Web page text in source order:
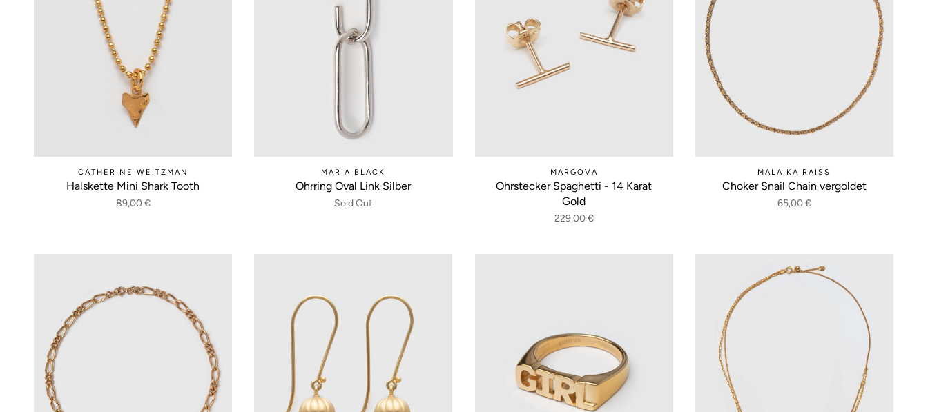
CATHERINE WEITZMAN
Halskette Mini Shark Tooth
89,00 €
MARIA BLACK
Ohrring Oval Link Silber
Sold Out
MARGOVA
Ohrstecker Spaghetti - 14 Karat
Gold
229,00 €
MALAIKA RAISS
Choker Snail Chain vergoldet
65,00 €